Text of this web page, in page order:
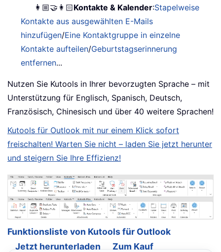
👩🏼‍🤝‍👩🏻Kontakte & Kalender:Stapelweise
Kontakte aus ausgewählten E-Mails
hinzufügen/Eine Kontaktgruppe in einzelne
Kontakte aufteilen/Geburtstagserinnerung
entfernen...
Nutzen Sie Kutools in Ihrer bevorzugten Sprache – mit
Unterstützung für Englisch, Spanisch, Deutsch,
Französisch, Chinesisch und über 40 weitere Sprachen!
Kutools für Outlook mit nur einem Klick sofort
freischalten! Warten Sie nicht – laden Sie jetzt herunter
und steigern Sie Ihre Effizienz!
Funktionsliste von Kutools für Outlook
Jetzt herunterladen
Zum Kauf